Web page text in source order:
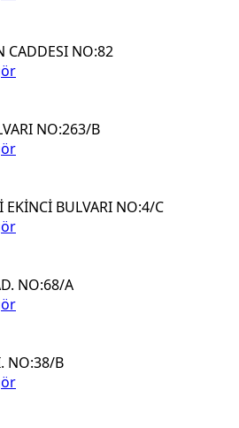
CADDESI NO:82
NO:263/B
EKİNCİ BULVARI NO:4/C
NO:68/A
NO:38/B